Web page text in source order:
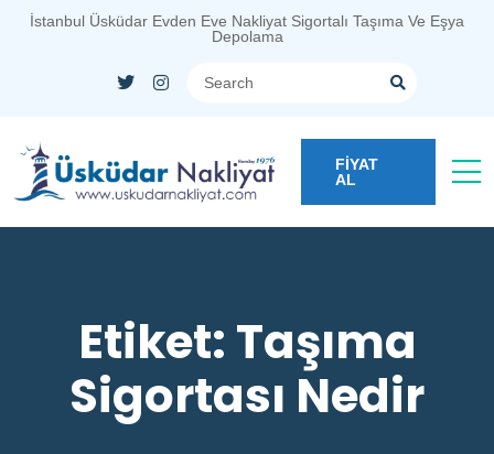
İstanbul Üsküdar Evden Eve Nakliyat Sigortalı Taşıma Ve Eşya
Depolama
FİYAT
AL
Etiket: Taşıma
Sigortası Nedir